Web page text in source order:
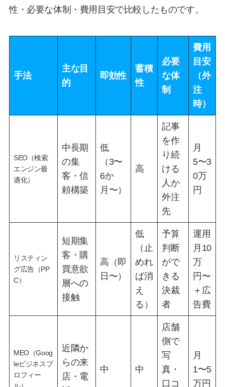
性・必要な体制・費用目安で比較したものです。
手法
主な目
的
即効性
蓄積
性
必要
な体
制
費用
目安
（外
注
時）
SEO（検索
エンジン最
適化）
中長期
の集
客・信
頼構築
低
（3〜
6か
月〜）
高
記事
を作
り続
ける
人か
外注
先
月
5〜3
0万
円
リスティン
グ広告（PP
C）
短期集
客・購
買意欲
層への
接触
高（即
日〜）
低
（止
めれ
ば消
え
る）
予算
判断
がで
きる
決裁
者
運用
月10
万
円〜
＋広
告費
MEO（Goog
leビジネスプ
ロフィー
近隣か
らの来
店・電
中 中
店舗
側で
写
真・
口コ
月
1〜5
万円